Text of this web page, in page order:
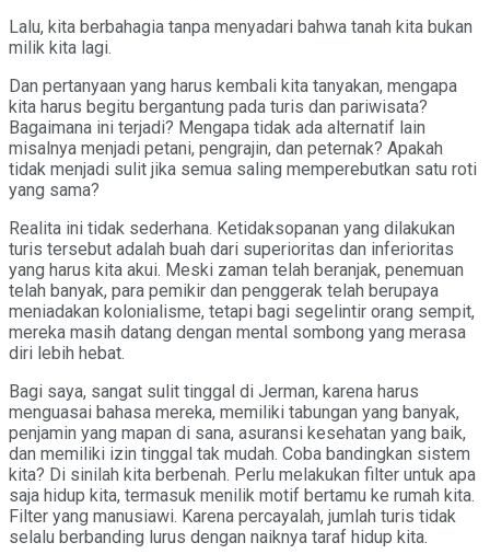
Lalu, kita berbahagia tanpa menyadari bahwa tanah kita bukan
milik kita lagi.
Dan pertanyaan yang harus kembali kita tanyakan, mengapa
kita harus begitu bergantung pada turis dan pariwisata?
Bagaimana ini terjadi? Mengapa tidak ada alternatif lain
misalnya menjadi petani, pengrajin, dan peternak? Apakah
tidak menjadi sulit jika semua saling memperebutkan satu roti
yang sama?
Realita ini tidak sederhana. Ketidaksopanan yang dilakukan
turis tersebut adalah buah dari superioritas dan inferioritas
yang harus kita akui. Meski zaman telah beranjak, penemuan
telah banyak, para pemikir dan penggerak telah berupaya
meniadakan kolonialisme, tetapi bagi segelintir orang sempit,
mereka masih datang dengan mental sombong yang merasa
diri lebih hebat.
Bagi saya, sangat sulit tinggal di Jerman, karena harus
menguasai bahasa mereka, memiliki tabungan yang banyak,
penjamin yang mapan di sana, asuransi kesehatan yang baik,
dan memiliki izin tinggal tak mudah. Coba bandingkan sistem
kita? Di sinilah kita berbenah. Perlu melakukan filter untuk apa
saja hidup kita, termasuk menilik motif bertamu ke rumah kita.
Filter yang manusiawi. Karena percayalah, jumlah turis tidak
selalu berbanding lurus dengan naiknya taraf hidup kita.